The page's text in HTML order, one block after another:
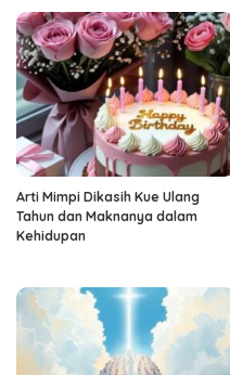
Arti Mimpi Dikasih Kue Ulang
Tahun dan Maknanya dalam
Kehidupan